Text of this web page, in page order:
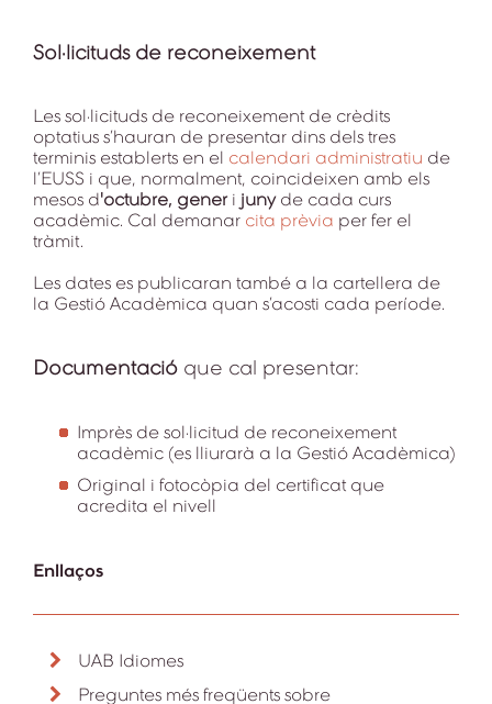
Sol·licituds de reconeixement
Les sol·licituds de reconeixement de crèdits
optatius s’hauran de presentar dins dels tres
terminis establerts en el calendari administratiu de
l’EUSS i que, normalment, coincideixen amb els
mesos d'octubre, generi junyde cada curs
acadèmic. Cal demanar cita prèvia per fer el
tràmit.
Les dates es publicaran també a la cartellera de
la Gestió Acadèmica quan s’acosti cada període.
Documentació que cal presentar:
Imprès de sol·licitud de reconeixement
acadèmic (es lliurarà a la Gestió Acadèmica)
Original i fotocòpia del certificat que
acredita el nivell
Enllaços
UAB Idiomes
Preguntes més freqüents sobre